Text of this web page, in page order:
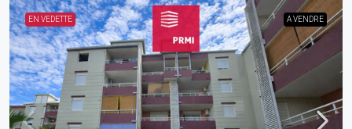
EN VEDETTE A VENDRE